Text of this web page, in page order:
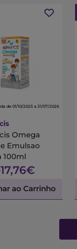
de 01/10/2025 a 31/07/2026
Omega
Emulsao
100ml
17,76€
ao Carrinho